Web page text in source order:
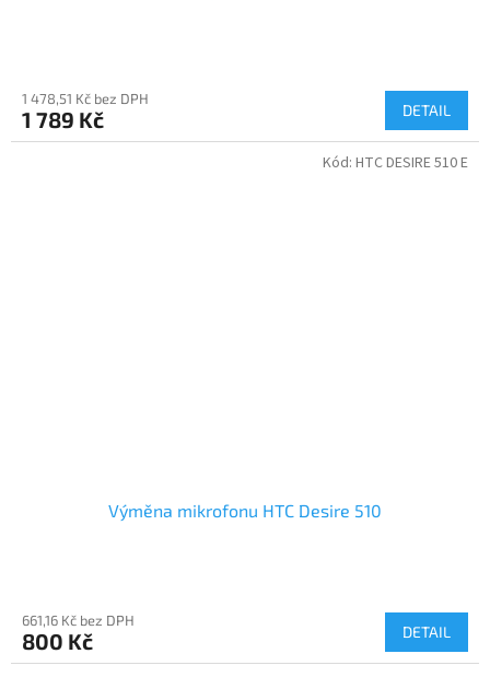
1 478,51 Kč bez DPH
1 789 Kč DETAIL
Výměna mikrofonu HTC Desire 510
661,16 Kč bez DPH
800 Kč DETAIL
Kód: HTC DESIRE 510 E